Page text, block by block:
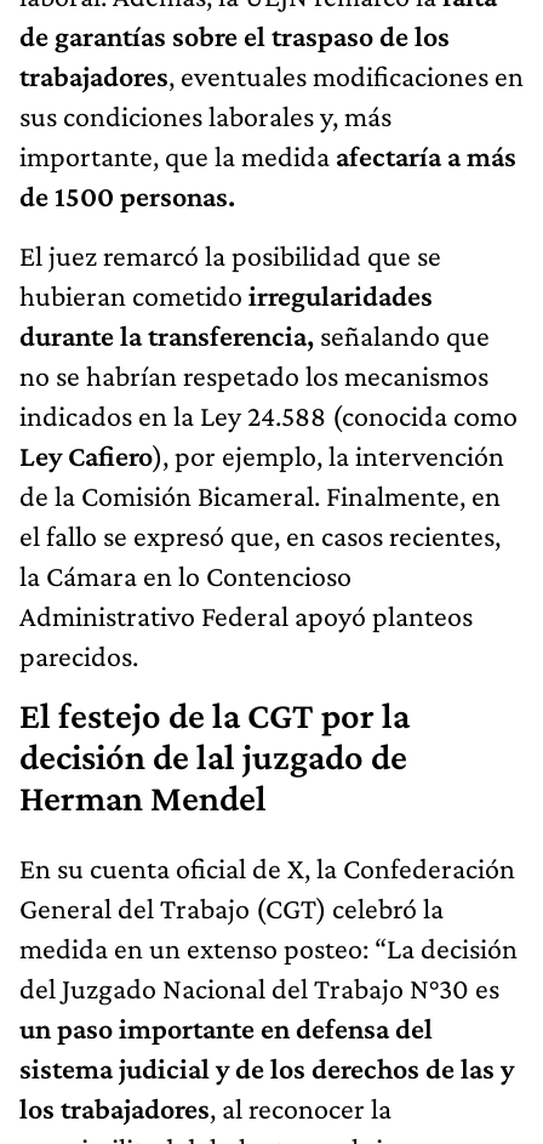
de garantías sobre el traspaso de los
trabajadores, eventuales modificaciones en
sus condiciones laborales y, más
importante, que la medida afectaría a más
de 1500 personas.
El juez remarcó la posibilidad que se
hubieran cometido irregularidades
durante la transferencia, señalando que
no se habrían respetado los mecanismos
indicados en la Ley 24.588 (conocida como
Ley Cafiero), por ejemplo, la intervención
de la Comisión Bicameral. Finalmente, en
el fallo se expresó que, en casos recientes,
la Cámara en lo Contencioso
Administrativo Federal apoyó planteos
parecidos.
El festejo de la CGT por la
decisión de lal juzgado de
Herman Mendel
En su cuenta oficial de X, la Confederación
General del Trabajo (CGT) celebró la
medida en un extenso posteo: “La decisión
del Juzgado Nacional del Trabajo N°30 es
un paso importante en defensa del
sistema judicial y de los derechos de las y
los trabajadores, al reconocer la